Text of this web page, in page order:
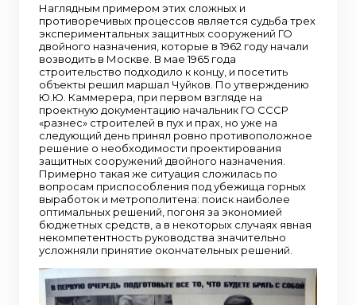
Наглядным примером этих сложных и
противоречивых процессов является судьба трех
экспериментальных защитных сооружений ГО
двойного назначения, которые в 1962 году начали
возводить в Москве. В мае 1965 года
строительство подходило к концу, и посетить
объекты решил маршал Чуйков. По утверждению
Ю.Ю. Каммерера, при первом взгляде на
проектную документацию начальник ГО СССР
«разнес» строителей в пух и прах, но уже на
следующий день принял ровно противоположное
решение о необходимости проектирования
защитных сооружений двойного назначения.
Примерно такая же ситуация сложилась по
вопросам приспособления под убежища горных
выработок и метрополитена: поиск наиболее
оптимальных решений, погоня за экономией
бюджетных средств, а в некоторых случаях явная
некомпетентность руководства значительно
усложняли принятие окончательных решений.